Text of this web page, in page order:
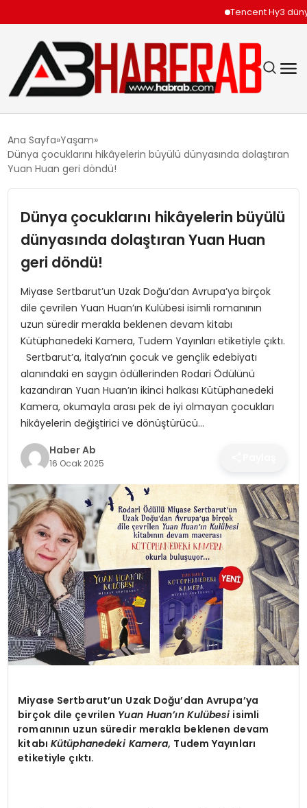
Tencent Hy3 dünya
EKONOMI
TEKNOLOJI
SPOR
SAĞLIK
MAGAZIN
YAŞAM
Ana Sayfa Yaşam
Dünya çocuklarını hikâyelerin büyülü dünyasında dolaştıran
Yuan Huan geri döndü!
Dünya çocuklarını hikâyelerin büyülü
dünyasında dolaştıran Yuan Huan
geri döndü!
Miyase Sertbarut’un Uzak Doğu’dan Avrupa’ya birçok
dile çevrilen Yuan Huan’ın Kulübesi isimli romanının
uzun süredir merakla beklenen devam kitabı
Kütüphanedeki Kamera, Tudem Yayınları etiketiyle çıktı.
Sertbarut’a, İtalya’nın çocuk ve gençlik edebiyatı
alanındaki en saygın ödüllerinden Rodari Ödülünü
kazandıran Yuan Huan’ın ikinci halkası Kütüphanedeki
Kamera, okumayla arası pek de iyi olmayan çocukları
hikâyelerin değiştirici ve dönüştürücü…
Haber Ab
16 Ocak 2025
Miyase Sertbarut’un Uzak Doğu’dan Avrupa’ya
birçok dile çevrilen Yuan Huan’ın Kulübesiisimli
romanının uzun süredir merakla beklenen devam
kitabı Kütüphanedeki Kamera, Tudem Yayınları
etiketiyle çıktı.